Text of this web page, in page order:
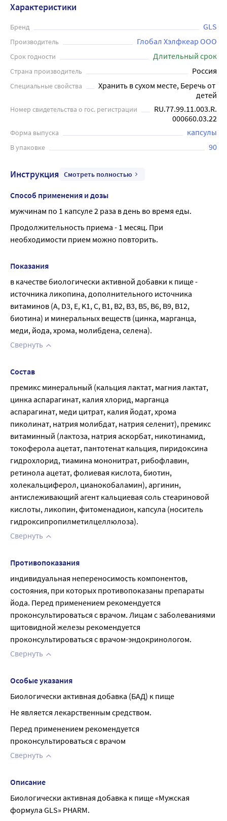
Характеристики
Бренд GLS
Производитель Глобал Хэлфкеар ООО
Срок годности Длительный срок
Страна производитель Россия
Специальные свойства
Хранить в сухом месте, Беречь от
детей
Номер свидетельства о гос. регистрации
RU.77.99.11.003.R.
000660.03.22
Форма выпуска капсулы
В упаковке 90
Инструкция Смотреть полностью
Способ применения и дозы
мужчинам по 1 капсуле 2 раза в день во время еды.
Продолжительность приема - 1 месяц. При
необходимости прием можно повторить.
Показания
в качестве биологически активной добавки к пище -
источника ликопина, дополнительного источника
витаминов (А, D3, E, K1, C, В1, В2, В3, В5, В6, В9, В12,
биотина) и минеральных веществ (цинка, марганца,
меди, йода, хрома, молибдена, селена).
Свернуть
Состав
премикс минеральный (кальция лактат, магния лактат,
цинка аспарагинат, калия хлорид, марганца
аспарагинат, меди цитрат, калия йодат, хрома
пиколинат, натрия молибдат, натрия селенит), премикс
витаминный (лактоза, натрия аскорбат, никотинамид,
токоферола ацетат, пантотенат кальция, пиридоксина
гидрохлорид, тиамина мононитрат, рибофлавин,
ретинола ацетат, фолиевая кислота, биотин,
холекальциферол, цианокобаламин), аргинин,
антислеживающий агент кальциевая соль стеариновой
кислоты, ликопин, фитоменадион, капсула (носитель
гидроксипропилметилцеллюлоза).
Свернуть
Противопоказания
индивидуальная непереносимость компонентов,
состояния, при которых противопоказаны препараты
йода. Перед применением рекомендуется
проконсультироваться с врачом. Лицам с заболеваниями
щитовидной железы рекомендуется
проконсультироваться с врачом-эндокринологом.
Свернуть
Особые указания
Биологически активная добавка (БАД) к пище
Не является лекарственным средством.
Перед применением рекомендуется
проконсультироваться с врачом
Свернуть
Описание
Биологически активная добавка к пище «Мужская
формула GLS» PHARM.